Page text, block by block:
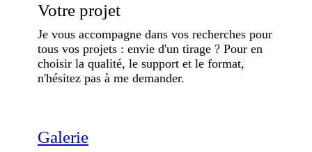
Votre projet
Je vous accompagne dans vos recherches pour
tous vos projets : envie d'un tirage ? Pour en
choisir la qualité, le support et le format,
n'hésitez pas à me demander.
Galerie